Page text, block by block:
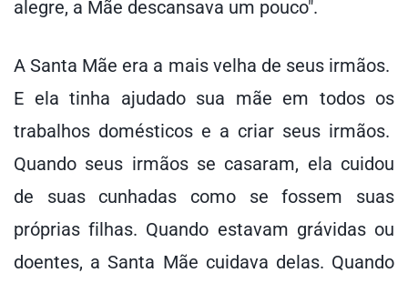
alegre, a Mãe descansava um pouco".
A Santa Mãe era a mais velha de seus irmãos.
E ela tinha ajudado sua mãe em todos os
trabalhos domésticos e a criar seus irmãos.
Quando seus irmãos se casaram, ela cuidou
de suas cunhadas como se fossem suas
próprias filhas. Quando estavam grávidas ou
doentes, a Santa Mãe cuidava delas. Quando